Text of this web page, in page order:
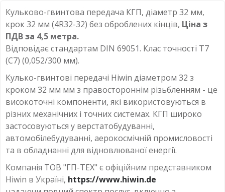
Кульково-гвинтова передача КГП, діаметр 32 мм,
крок 32 мм (4R32-32) без оброблених кінців, Ціна з
ПДВ за 4,5 метра.
Відповідає стандартам DIN 69051. Клас точності T7
(С7) (0,052/300 мм).
Кулько-гвинтові передачі Hiwin діаметром 32 з
кроком 32 мм мм з правостороннім різьбленням - це
високоточні компоненти, які використовуються в
різних механічних і точних системах. КГП широко
застосовуються у верстатобудуванні,
автомобілебудуванні, аерокосмічній промисловості
та в обладнанні для відновлюваної енергії.
Компанія ТОВ "ГП-ТЕХ" є офіційним представником
Hiwin в Україні, https://www.hiwin.de